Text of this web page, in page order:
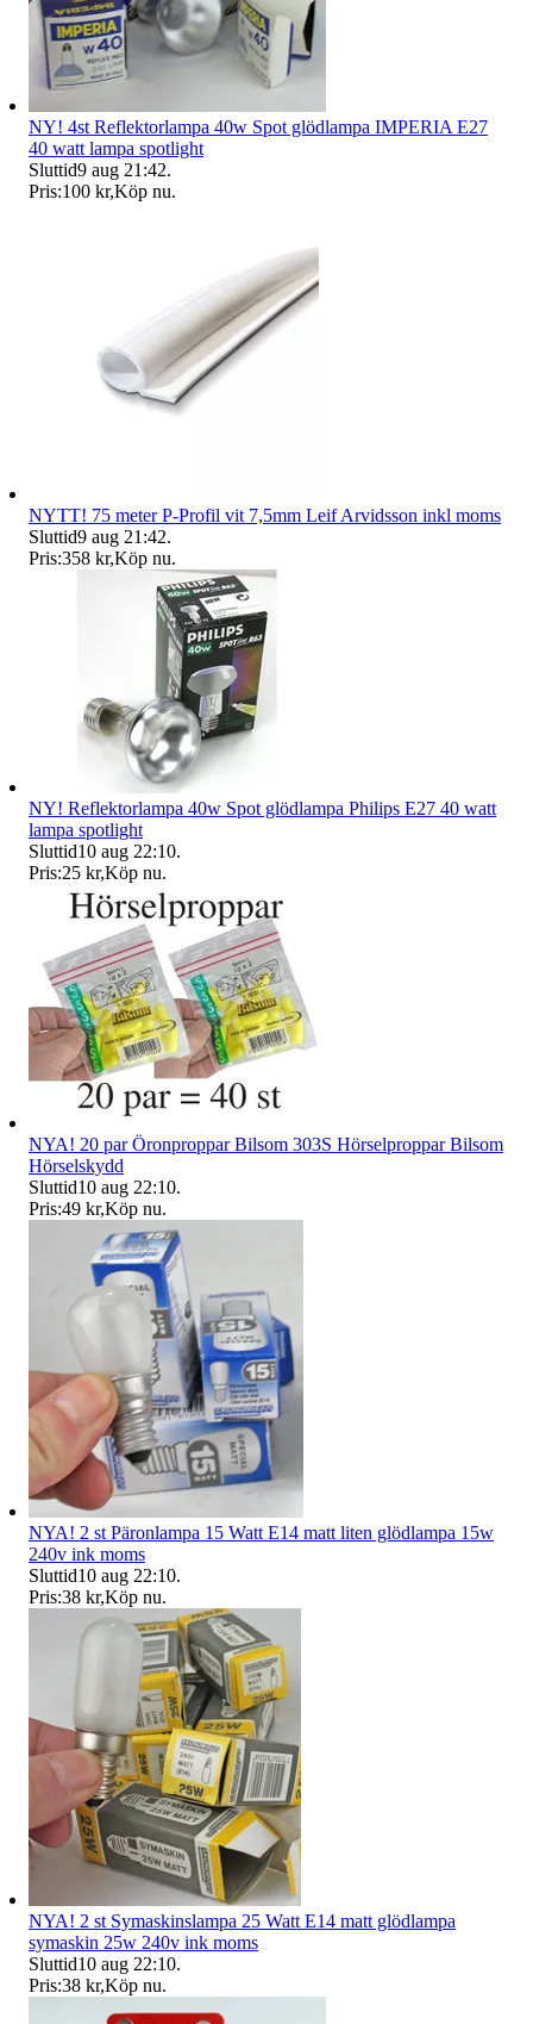
NY! 4st Reflektorlampa 40w Spot glödlampa IMPERIA E27
40 watt lampa spotlight
Sluttid9 aug 21:42.
Pris:100 kr,Köp nu.
NYTT! 75 meter P-Profil vit 7,5mm Leif Arvidsson inkl moms
Sluttid9 aug 21:42.
Pris:358 kr,Köp nu.
NY! Reflektorlampa 40w Spot glödlampa Philips E27 40 watt
lampa spotlight
Sluttid10 aug 22:10.
Pris:25 kr,Köp nu.
NYA! 20 par Öronproppar Bilsom 303S Hörselproppar Bilsom
Hörselskydd
Sluttid10 aug 22:10.
Pris:49 kr,Köp nu.
NYA! 2 st Päronlampa 15 Watt E14 matt liten glödlampa 15w
240v ink moms
Sluttid10 aug 22:10.
Pris:38 kr,Köp nu.
NYA! 2 st Symaskinslampa 25 Watt E14 matt glödlampa
symaskin 25w 240v ink moms
Sluttid10 aug 22:10.
Pris:38 kr,Köp nu.